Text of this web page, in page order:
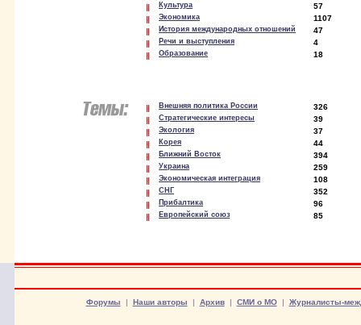
Культура 57
Экономика 1107
История международных отношений 47
Речи и выступления 4
Образование 18
Внешняя политика России 326
Стратегические интересы 39
Экология 37
Корея 44
Ближний Восток 394
Украина 259
Экономическая интеграция 108
СНГ 352
Прибалтика 96
Европейский союз 85
Форумы | Наши авторы | Архив| СМИ о МО| Журналисты-